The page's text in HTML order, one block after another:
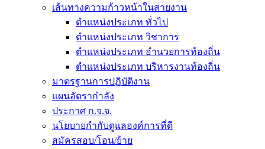
เส้นทางความก้าวหน้าในสายงาน
ตำแหน่งประเภท ทั่วไป
ตำแหน่งประเภท วิชาการ
ตำแหน่งประเภท อำนวยการท้องถิ่น
ตำแหน่งประเภท บริหารงานท้องถิ่น
มาตรฐานการปฏิบัติงาน
แผนอัตรากำลัง
ประกาศ ก.จ.จ.
นโยบายกำกับดูแลองค์การที่ดี
สมัครสอบ/โอน/ย้าย